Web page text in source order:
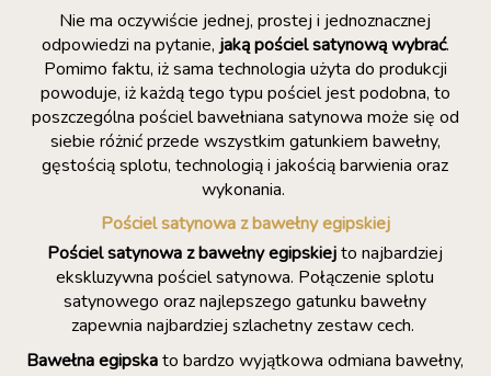
Nie ma oczywiście jednej, prostej i jednoznacznej
odpowiedzi na pytanie, jaką pościel satynową wybrać.
Pomimo faktu, iż sama technologia użyta do produkcji
powoduje, iż każdą tego typu pościel jest podobna, to
poszczególna pościel bawełniana satynowa może się od
siebie różnić przede wszystkim gatunkiem bawełny,
gęstością splotu, technologią i jakością barwienia oraz
wykonania.
Pościel satynowa z bawełny egipskiej
Pościel satynowa z bawełny egipskiejto najbardziej
ekskluzywna pościel satynowa. Połączenie splotu
satynowego oraz najlepszego gatunku bawełny
zapewnia najbardziej szlachetny zestaw cech.
Bawełna egipskato bardzo wyjątkowa odmiana bawełny,